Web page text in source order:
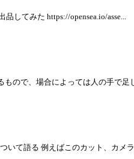
してみた https://opensea.io/asse...
ので、場合によっては人の手で足
いて語る 例えばこのカット、カメ